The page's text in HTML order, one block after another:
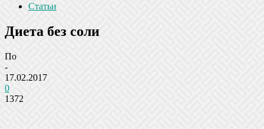
Статьи
Диета без соли
По
-
17.02.2017
0
1372